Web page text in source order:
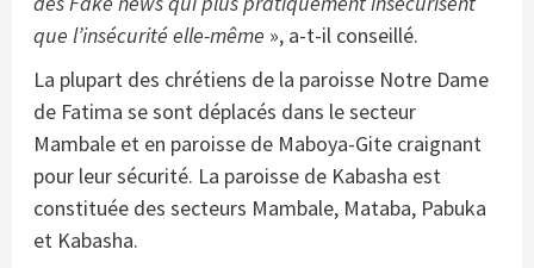
que l’insécurité elle-même », a-t-il conseillé.
La plupart des chrétiens de la paroisse Notre Dame
de Fatima se sont déplacés dans le secteur
Mambale et en paroisse de Maboya-Gite craignant
pour leur sécurité. La paroisse de Kabasha est
constituée des secteurs Mambale, Mataba, Pabuka
et Kabasha.